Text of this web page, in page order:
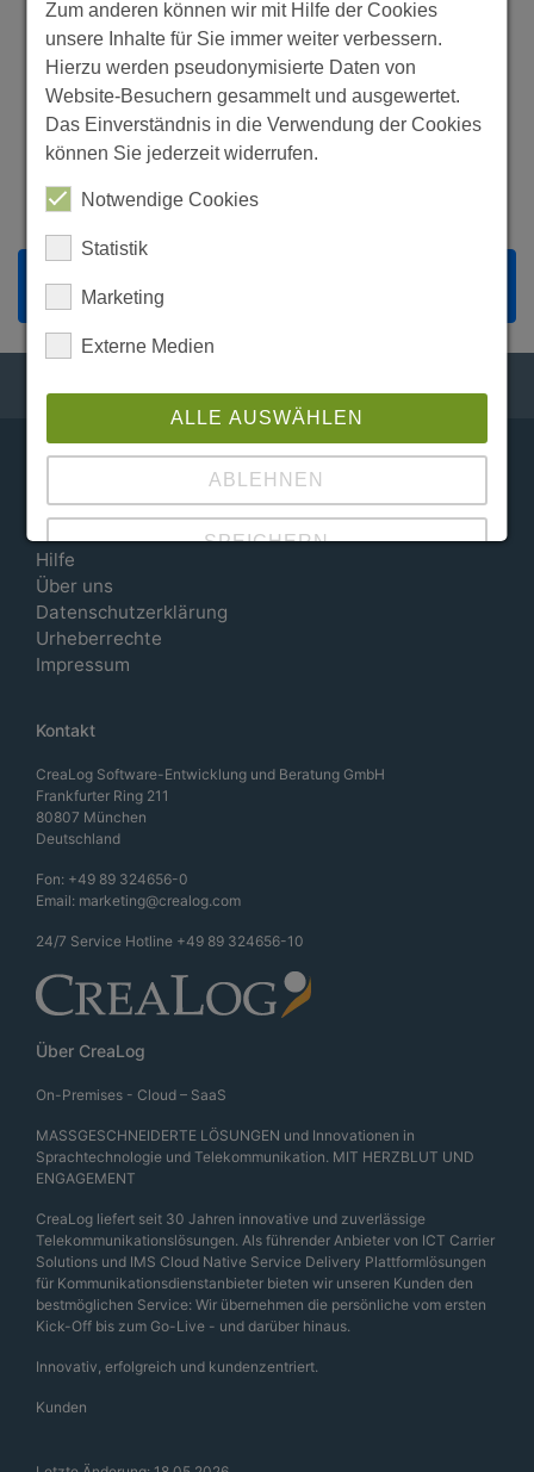
Ich erteile die Einwilligung zur Verarbeitung
meiner personenbezogenen Daten gemäß der
CreaLog Datenschutzerklärungund möchte den
vierteljährlichen CreaLog-Newsletter mit
Informationen über CreaLog-Produkte und
Kundenprojekte erhalten.
diesen Inhalt anzuzeigen
Hilfe
Über uns
Datenschutzerklärung
Urheberrechte
Impressum
Kontakt
CreaLog Software-Entwicklung und Beratung GmbH
Frankfurter Ring 211
80807 München
Deutschland
Fon: +49 89 324656-0
Email: marketing@crealog.com
24/7 Service Hotline +49 89 324656-10
Über CreaLog
On-Premises - Cloud – SaaS
MASSGESCHNEIDERTE LÖSUNGEN und Innovationen in
Sprachtechnologie und Telekommunikation. MIT HERZBLUT UND
ENGAGEMENT
CreaLog liefert seit 30 Jahren innovative und zuverlässige
Telekommunikationslösungen. Als führender Anbieter von ICT Carrier
Solutions und IMS Cloud Native Service Delivery Plattformlösungen
für Kommunikationsdienstanbieter bieten wir unseren Kunden den
bestmöglichen Service: Wir übernehmen die persönliche vom ersten
Kick-Off bis zum Go-Live - und darüber hinaus.
Innovativ, erfolgreich und kundenzentriert.
Kunden
Zum anderen können wir mit Hilfe der Cookies
unsere Inhalte für Sie immer weiter verbessern.
Hierzu werden pseudonymisierte Daten von
Website-Besuchern gesammelt und ausgewertet.
Das Einverständnis in die Verwendung der Cookies
können Sie jederzeit widerrufen.
Notwendige Cookies
Statistik
Marketing
Externe Medien
ALLE AUSWÄHLEN
ABLEHNEN
SPEICHERN
Details anzeigen